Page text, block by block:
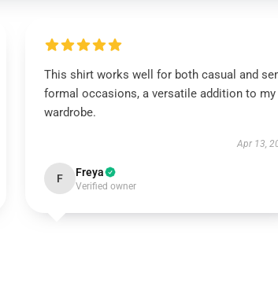
This shirt works well for both casual and
formal occasions, a versatile addition to my
wardrobe.
Apr 13,
F Freya
Verified owner